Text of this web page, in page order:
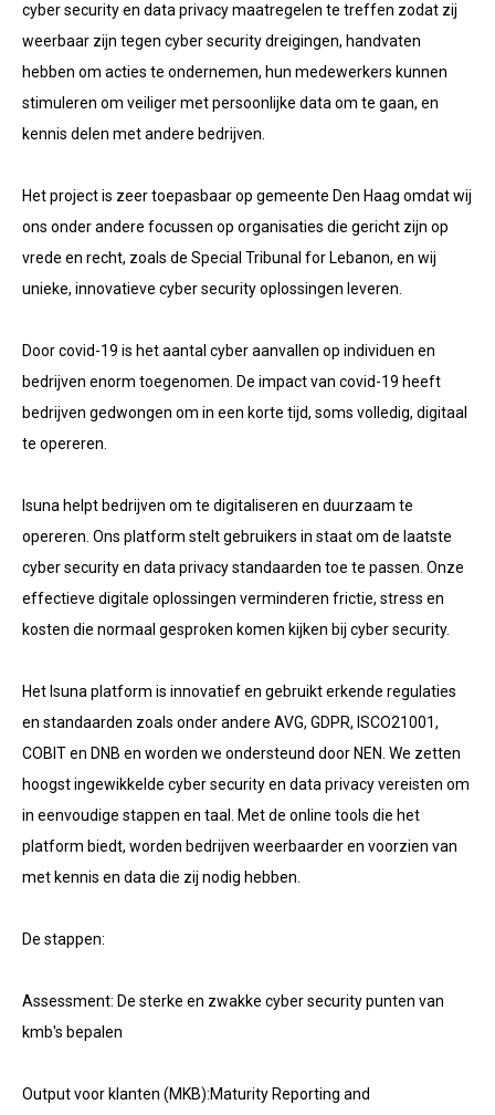
cyber security en data privacy maatregelen te treffen zodat zij
weerbaar zijn tegen cyber security dreigingen, handvaten
hebben om acties te ondernemen, hun medewerkers kunnen
stimuleren om veiliger met persoonlijke data om te gaan, en
kennis delen met andere bedrijven.
Het project is zeer toepasbaar op gemeente Den Haag omdat wij
ons onder andere focussen op organisaties die gericht zijn op
vrede en recht, zoals de Special Tribunal for Lebanon, en wij
unieke, innovatieve cyber security oplossingen leveren.
Door covid-19 is het aantal cyber aanvallen op individuen en
bedrijven enorm toegenomen. De impact van covid-19 heeft
bedrijven gedwongen om in een korte tijd, soms volledig, digitaal
te opereren.
Isuna helpt bedrijven om te digitaliseren en duurzaam te
opereren. Ons platform stelt gebruikers in staat om de laatste
cyber security en data privacy standaarden toe te passen. Onze
effectieve digitale oplossingen verminderen frictie, stress en
kosten die normaal gesproken komen kijken bij cyber security.
Het Isuna platform is innovatief en gebruikt erkende regulaties
en standaarden zoals onder andere AVG, GDPR, ISCO21001,
COBIT en DNB en worden we ondersteund door NEN. We zetten
hoogst ingewikkelde cyber security en data privacy vereisten om
in eenvoudige stappen en taal. Met de online tools die het
platform biedt, worden bedrijven weerbaarder en voorzien van
met kennis en data die zij nodig hebben.
De stappen:
Assessment: De sterke en zwakke cyber security punten van
kmb's bepalen
Output voor klanten (MKB):Maturity Reporting and